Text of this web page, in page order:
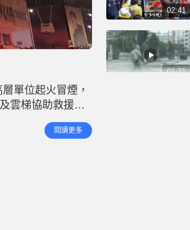
單位起火冒煙，
雲梯協助救援。
急救，其後由救
員到場協助。火
閱讀更多
02:41
01:21